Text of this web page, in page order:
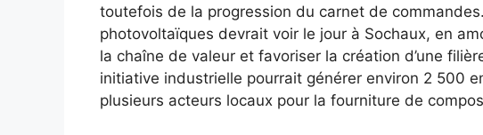
toutefois de la progression du carnet de
photovoltaïques devrait voir le jour à Sochaux, en
la chaîne de valeur et favoriser la création d’une
initiative industrielle pourrait générer environ 2 500
plusieurs acteurs locaux pour la fourniture de